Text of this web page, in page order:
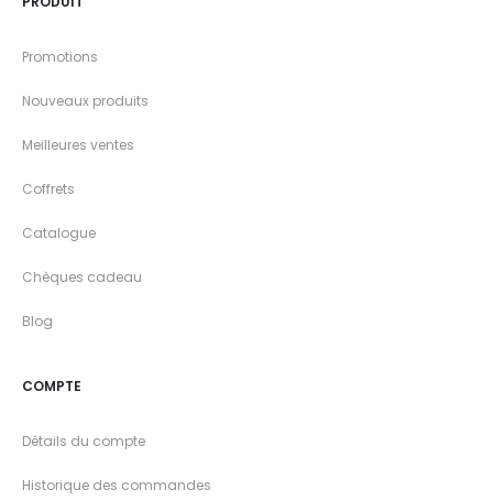
Promotions
Nouveaux produits
Meilleures ventes
Coffrets
Catalogue
Chèques cadeau
Blog
COMPTE
Détails du compte
Historique des commandes